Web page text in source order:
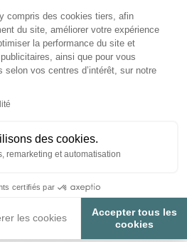
du
compris des cookies tiers, afin
du site, améliorer votre expérience
la performance du site et
ainsi que pour vous
selon vos centres d’intérêt, sur notre
des cookies.
remarketing et automatisation
certifiés par
les cookies
Accepter tous les
cookies
consentà toutes vos